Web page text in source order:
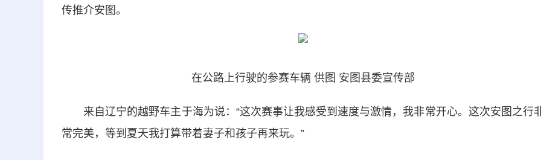
传推介安图。
在公路上行驶的参赛车辆 供图 安图县委宣传部
来自辽宁的越野车主于海为说：“这次赛事让我感受到速度与激情，我非常开心。这次安图之行
常完美，等到夏天我打算带着妻子和孩子再来玩。”